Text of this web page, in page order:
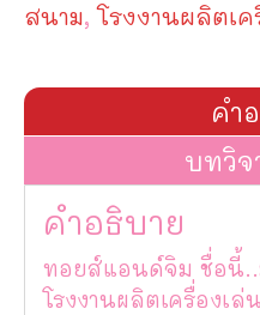
สนาม,โรงงานผลิตเ
คำ
บทวิ
คำอธิบาย
ทอยส์แอนด์จิม ชื่อนี้
โรงงานผลิตเครื่องเ